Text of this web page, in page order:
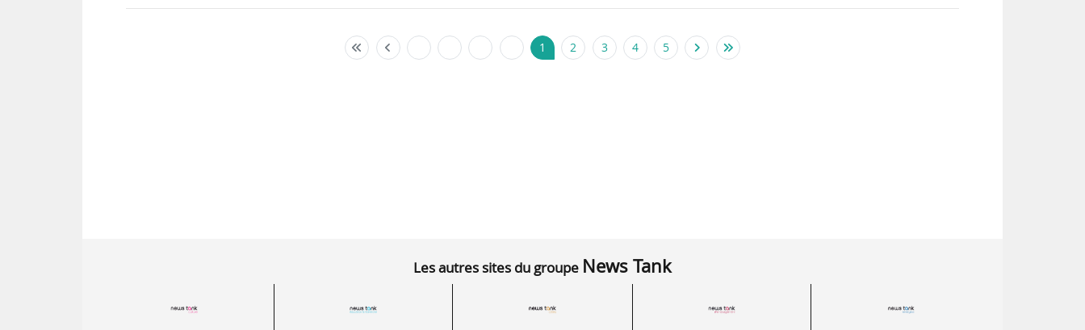
1 2 3 4 5
Les autres sites du groupe News Tank